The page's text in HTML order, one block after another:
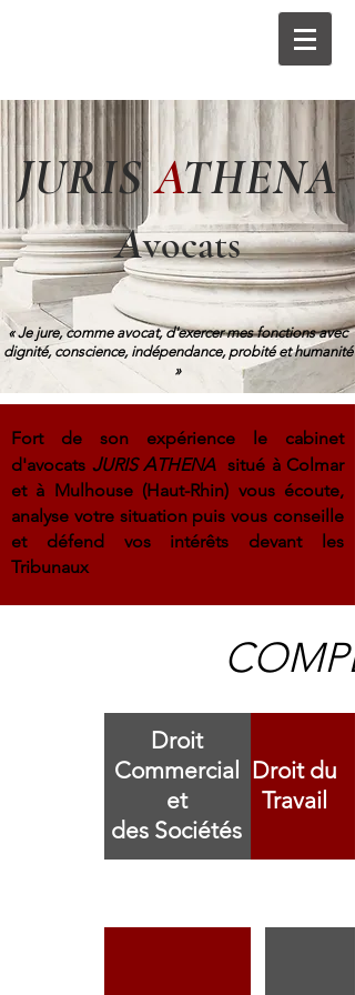
JURISATHENA
Avocats
« Je jure, comme avocat, d'exercer mes fonctions avec
dignité, conscience, indépendance, probité et humanité
»
Fort de son expérience le cabinet
d'avocats JURISATHENAsitué à Colmar
et à Mulhouse (Haut-Rhin) vous écoute,
analyse votre situation puis vous conseille
et défend vos intérêts devant les
Tribunaux
Droit du
Travail
Droit
Commercial
et
des Sociétés